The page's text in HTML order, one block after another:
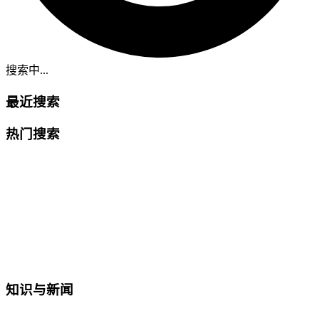
搜索中...
最近搜索
热门搜索
知识与新闻